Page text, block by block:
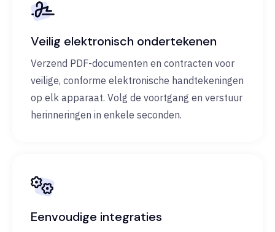
Veilig elektronisch ondertekenen
Verzend PDF-documenten en contracten voor
veilige, conforme elektronische handtekeningen
op elk apparaat. Volg de voortgang en verstuur
herinneringen in enkele seconden.
Eenvoudige integraties